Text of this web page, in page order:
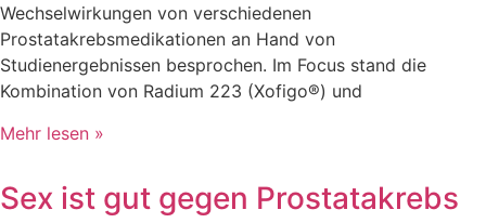
Wechselwirkungen von verschiedenen
Prostatakrebsmedikationen an Hand von
Studienergebnissen besprochen. Im Focus stand die
Kombination von Radium 223 (Xofigo®) und
Mehr lesen »
Sex ist gut gegen Prostatakrebs